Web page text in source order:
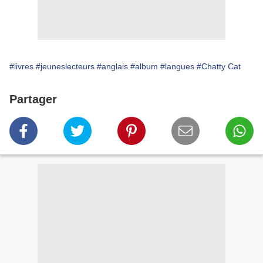
#livres #jeuneslecteurs #anglais #album #langues #Chatty Cat
Partager